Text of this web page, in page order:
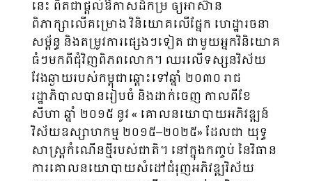
នេះ ពិតជាផ្តល់ឱកាសដ៏កម្រ ឲ្យអាស៊ាន
ពិភាក្សាលើគម្រោង វិនិយោគលើផ្នែក ហេដ្ឋារចនា
សម្ព័ន្ធ និងតម្រូវការផ្សេងៗទៀត ជាមួយអ្នកវិនិយោគ
ធំៗមកពីជុំវិញពិភពលោក។ ឈរលើទស្សនវិស័យ
វែងឆ្ងាយរបស់កម្ពុជាឆ្ពោះទៅឆ្នាំ ២០៣០ រាជ
រដ្ឋាភិបាលបានរៀបចំ និងដាក់ចេញ កាលពីខែ
សីហា ឆ្នាំ ២០១៥ នូវ « គោលនយោបាយអភិវឌ្ឍន៍
វិស័យឧស្សាហកម្ម ២០១៥–២០២៥» ដែលជា យុទ្ធ
សាស្រ្តកំណើនថ្មីរបស់ជាតិ។ នៅក្នុងកញ្ចប់ នៃវិធាន
ការគោលនយោបាយសំដៅជំរុញអភិវឌ្ឍវិស័យ​